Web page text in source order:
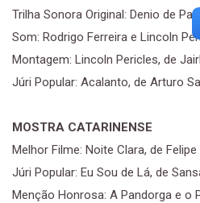
Trilha Sonora Original: Denio de
Som: Rodrigo Ferreira e Lincoln
Montagem: Lincoln Pericles, de
Júri Popular: Acalanto, de Arturo
MOSTRA CATARINENSE
Melhor Filme: Noite Clara, de
Júri Popular: Eu Sou de Lá, de
Menção Honrosa: A Pandorga e o